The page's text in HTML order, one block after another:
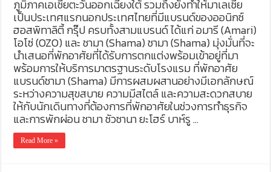
ภูมิภาคเอเชียตะวันออกเฉียงใต้ รวมถึงยังทำให้มาเลเซีย
เป็นประเทศแรกนอกประเทศไทยที่มีแบรนด์ของออนิกซ์
ฮอสพิทาลิตี้ กรุ๊ป ครบทั้งสามแบรนด์ ได้แก่ อมารี (Amari)
โอโซ่ (OZO) และ ชามา (Shama) ชามา (Shama) มุ่งมั่นที่จะ
นำเสนอที่พักอาศัยที่ได้รับการตกแต่งพร้อมเข้าอยู่ที่มา
พร้อมการให้บริการมาตรฐานระดับโรงแรม ที่พักอาศัย
แบรนด์ชามา (Shama) มีการผสมผสานอย่างมีเอกลักษณ์
ระหว่างความสุขสบาย ความมีสไตล์ และความสะดวกสบาย
ให้กับนักเดินทางที่ต้องการที่พักอาศัยในช่วงการทำธุรกิจ
และการพักผ่อน ชามา ซัวซานา ยะโฮร์ บาห์รู …
Read More »